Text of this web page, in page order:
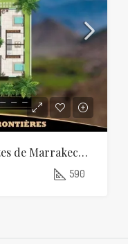
Terreno en venta en Les Portes de Marrakech, 590 m², Marrakech
590